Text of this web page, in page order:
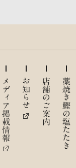
藁焼き鰹の塩たたき
店舗のご案内
お知らせ
メディア掲載情報